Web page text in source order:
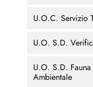
U.O.C. Servizio
U.O. S.D.
U.O. S.D.
Ambientale